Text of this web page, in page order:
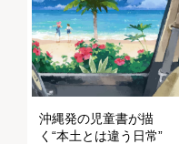
沖縄発の児童書が描
く“本土とは違う日常”